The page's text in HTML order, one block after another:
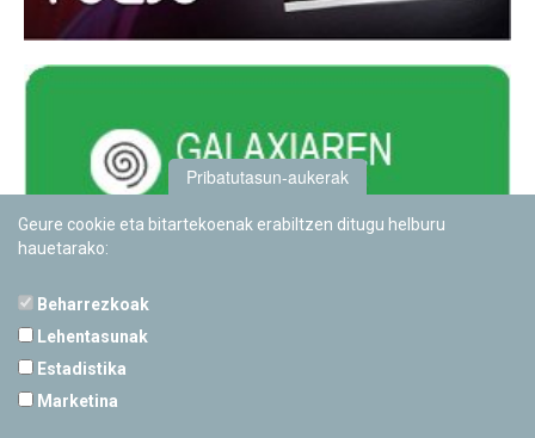
Pribatutasun-aukerak
Geure cookie eta bitartekoenak erabiltzen ditugu helburu
hauetarako:
Beharrezkoak
Lehentasunak
Estadistika
Marketina